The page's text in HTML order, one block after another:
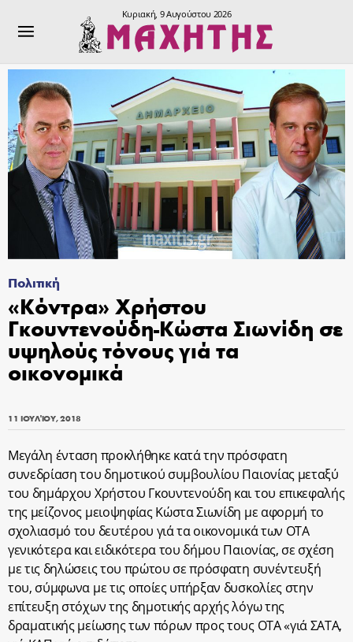
Κυριακή, 9 Αυγούστου 2026
Πολιτική
«Κόντρα» Χρήστου
Γκουντενούδη-Κώστα Σιωνίδη σε
υψηλούς τόνους γιά τα
οικονομικά
11 ΙΟΥΛΊΟΥ, 2018
Mεγάλη ένταση προκλήθηκε κατά την πρόσφατη
συνεδρίαση του δημοτικού συμβουλίου Παιονίας μεταξύ
του δημάρχου Χρήστου Γκουντενούδη και του επικεφαλής
της μείζονος μειοψηφίας Κώστα Σιωνίδη με αφορμή το
σχολιασμό του δευτέρου γιά τα οικονομικά των ΟΤΑ
γενικότερα και ειδικότερα του δήμου Παιονίας, σε σχέση
με τις δηλώσεις του πρώτου σε πρόσφατη συνέντευξή
του, σύμφωνα με τις οποίες υπήρξαν δυσκολίες στην
επίτευξη στόχων της δημοτικής αρχής λόγω της
δραματικής μείωσης των πόρων προς τους ΟΤΑ «γιά ΣΑΤΑ,